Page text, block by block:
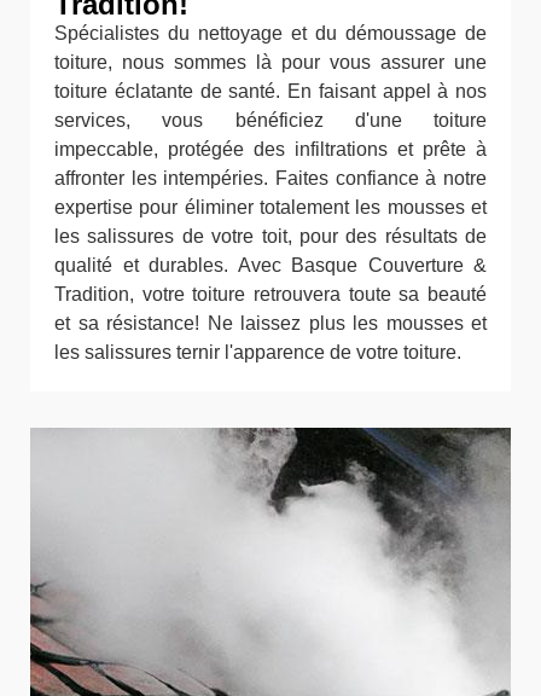
Spécialistes du nettoyage et du démoussage de
toiture, nous sommes là pour vous assurer une
toiture éclatante de santé. En faisant appel à nos
services, vous bénéficiez d'une toiture
impeccable, protégée des infiltrations et prête à
affronter les intempéries. Faites confiance à notre
expertise pour éliminer totalement les mousses et
les salissures de votre toit, pour des résultats de
qualité et durables. Avec Basque Couverture &
Tradition, votre toiture retrouvera toute sa beauté
et sa résistance! Ne laissez plus les mousses et
les salissures ternir l'apparence de votre toiture.